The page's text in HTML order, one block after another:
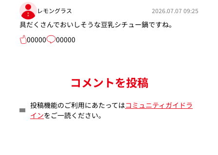
レモングラス 2026.07.07 09:25
具だくさんでおいしそうな豆乳シチュー鍋ですね。
00000
00000
コメントを投稿
投稿機能のご利用にあたってはコミュニティガイドラ
インをご一読ください。